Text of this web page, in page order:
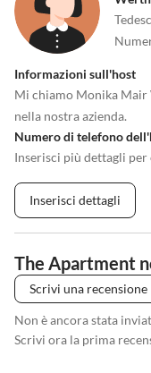
Informazioni sull'host
Mi chiamo Monika Mair
nella nostra azienda.
Numero di telefono
Inserisci più dettagli
Inserisci dettagli
The Apartment
Scrivi una recensione
Non è ancora stata
Scrivi ora la prima